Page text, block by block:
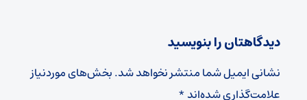
دیدگاهتان را بنویسید
نشانی ایمیل شما منتشر نخواهد شد.بخش‌های موردنیاز
علامت‌گذاری شده‌اند*